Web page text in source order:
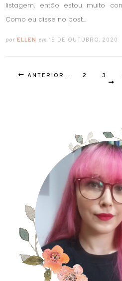
listagem, então estou muito
Como eu disse no post...
por ELLEN em 15 DE OUTUBRO, 2020
ANTERIOR ... 2 3